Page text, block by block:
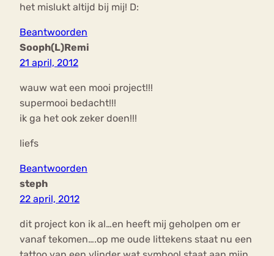
het mislukt altijd bij mij! D:
Beantwoorden
Sooph(L)Remi
21 april, 2012
wauw wat een mooi project!!!
supermooi bedacht!!!
ik ga het ook zeker doen!!!
liefs
Beantwoorden
steph
22 april, 2012
dit project kon ik al…en heeft mij geholpen om er
vanaf tekomen….op me oude littekens staat nu een